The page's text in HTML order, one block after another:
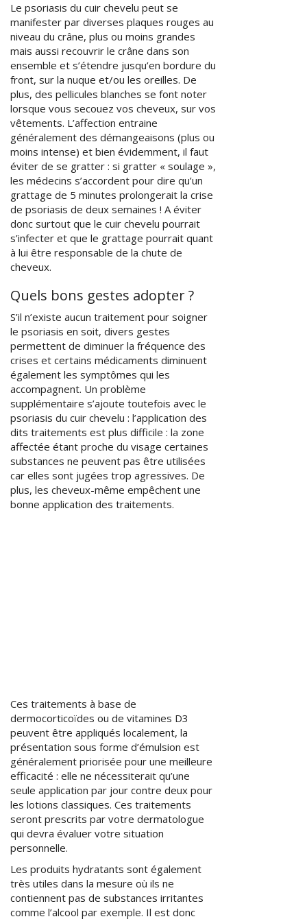
Le psoriasis du cuir chevelu peut se
manifester par diverses plaques rouges au
niveau du crâne, plus ou moins grandes
mais aussi recouvrir le crâne dans son
ensemble et s’étendre jusqu’en bordure du
front, sur la nuque et/ou les oreilles. De
plus, des pellicules blanches se font noter
lorsque vous secouez vos cheveux, sur vos
vêtements. L’affection entraine
généralement des démangeaisons (plus ou
moins intense) et bien évidemment, il faut
éviter de se gratter : si gratter « soulage »,
les médecins s’accordent pour dire qu’un
grattage de 5 minutes prolongerait la crise
de psoriasis de deux semaines ! A éviter
donc surtout que le cuir chevelu pourrait
s’infecter et que le grattage pourrait quant
à lui être responsable de la chute de
cheveux.
Quels bons gestes adopter ?
S’il n’existe aucun traitement pour soigner
le psoriasis en soit, divers gestes
permettent de diminuer la fréquence des
crises et certains médicaments diminuent
également les symptômes qui les
accompagnent. Un problème
supplémentaire s’ajoute toutefois avec le
psoriasis du cuir chevelu : l’application des
dits traitements est plus difficile : la zone
affectée étant proche du visage certaines
substances ne peuvent pas être utilisées
car elles sont jugées trop agressives. De
plus, les cheveux-même empêchent une
bonne application des traitements.
Ces traitements à base de
dermocorticoïdes ou de vitamines D3
peuvent être appliqués localement, la
présentation sous forme d’émulsion est
généralement priorisée pour une meilleure
efficacité : elle ne nécessiterait qu’une
seule application par jour contre deux pour
les lotions classiques. Ces traitements
seront prescrits par votre dermatologue
qui devra évaluer votre situation
personnelle.
Les produits hydratants sont également
très utiles dans la mesure où ils ne
contiennent pas de substances irritantes
comme l’alcool par exemple. Il est donc